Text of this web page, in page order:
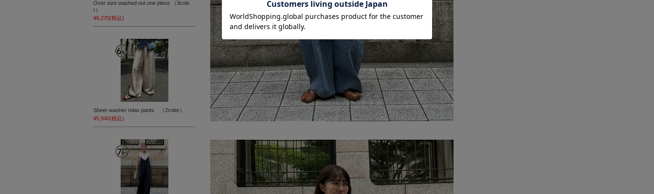
Over size washed out one piece （3colo
r）
¥6,270(税込)
Sheer washer relax pants （2color）
¥5,940(税込)